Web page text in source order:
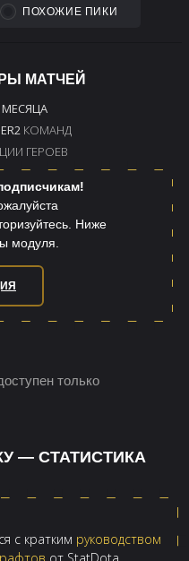
ПОХОЖИЕ ПИКИ
МАТЧЕЙ
МЕСЯЦА
КОМАНД
ГЕРОЕВ
Ниже
модуля.
только
— СТАТИСТИКА
с кратким руководством